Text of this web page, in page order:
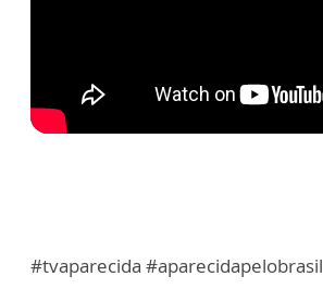
#tvaparecida #aparecidapelobrasil